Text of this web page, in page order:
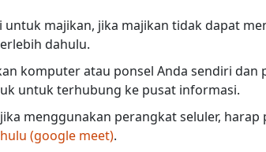
majikan, jika majikan tidak dapat
dahulu.
komputer atau ponsel Anda sendiri dan
untuk terhubung ke pusat informasi.
menggunakan perangkat seluler, harap
(google meet).